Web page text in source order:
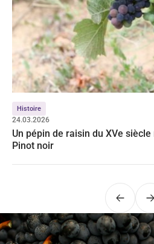
Histoire
24.03.2026
Un pépin de raisin du XVe
Pinot noir